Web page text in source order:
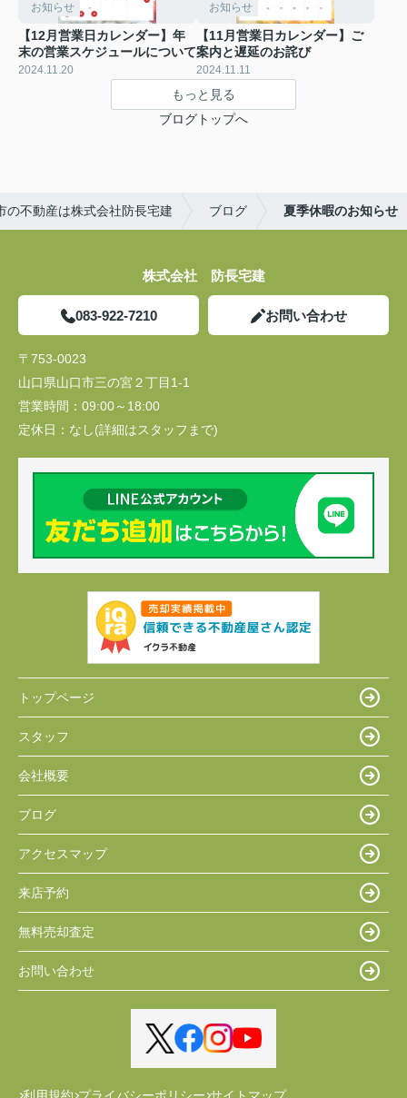
お知らせ
【12月営業日カレンダー】年
末の営業スケジュールについて
2024.11.20
お知らせ
【11月営業日カレンダー】ご
案内と遅延のお詫び
2024.11.11
もっと見る
ブログトップへ
の不動産は株式会社防長宅建 ブログ 夏季休暇のお知らせ
株式会社 防長宅建
083-922-7210 お問い合わせ
〒753-0023
山口県山口市三の宮２丁目1-1
営業時間： 09:00～18:00
定休日： なし(詳細はスタッフまで)
トップページ
スタッフ
会社概要
ブログ
アクセスマップ
来店予約
無料売却査定
お問い合わせ